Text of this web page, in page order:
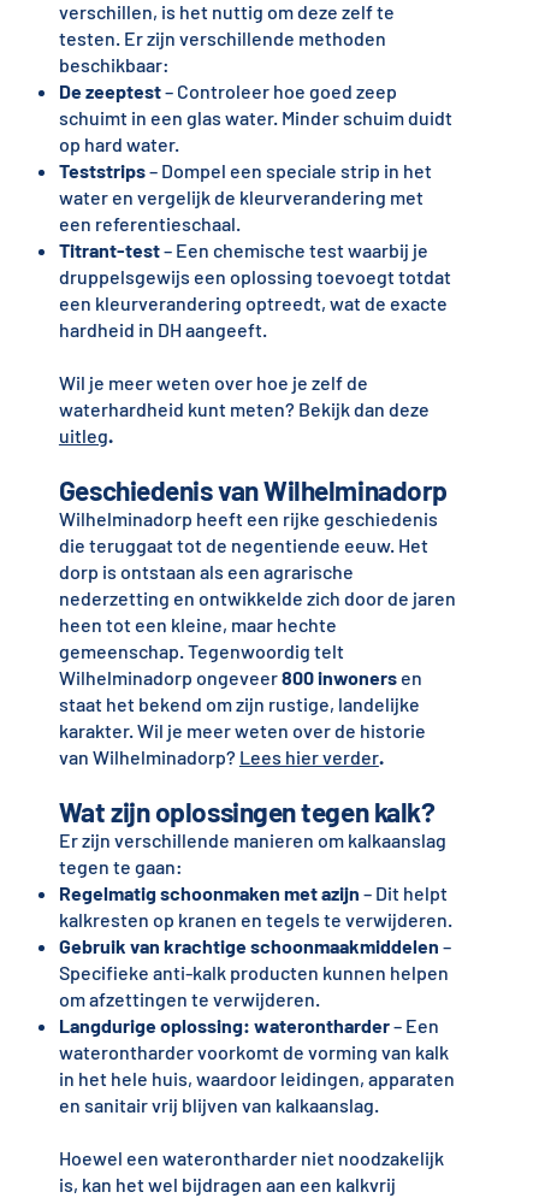
verschillen, is het nuttig om deze zelf te
testen. Er zijn verschillende methoden
beschikbaar:
De zeeptest– Controleer hoe goed zeep
schuimt in een glas water. Minder schuim duidt
op hard water.
Teststrips– Dompel een speciale strip in het
water en vergelijk de kleurverandering met
een referentieschaal.
Titrant-test– Een chemische test waarbij je
druppelsgewijs een oplossing toevoegt totdat
een kleurverandering optreedt, wat de exacte
hardheid in DH aangeeft.
Wil je meer weten over hoe je zelf de
waterhardheid kunt meten? Bekijk dan deze
uitleg.
Geschiedenis van Wilhelminadorp
Wilhelminadorp heeft een rijke geschiedenis
die teruggaat tot de negentiende eeuw. Het
dorp is ontstaan als een agrarische
nederzetting en ontwikkelde zich door de jaren
heen tot een kleine, maar hechte
gemeenschap. Tegenwoordig telt
Wilhelminadorp ongeveer800 inwonersen
staat het bekend om zijn rustige, landelijke
karakter. Wil je meer weten over de historie
van Wilhelminadorp? Lees hier verder.
Wat zijn oplossingen tegen kalk?
Er zijn verschillende manieren om kalkaanslag
tegen te gaan:
Regelmatig schoonmaken met azijn – Dit helpt
kalkresten op kranen en tegels te verwijderen.
Gebruik van krachtige schoonmaakmiddelen –
Specifieke anti-kalk producten kunnen helpen
om afzettingen te verwijderen.
Langdurige oplossing: waterontharder– Een
waterontharder voorkomt de vorming van kalk
in het hele huis, waardoor leidingen, apparaten
en sanitair vrij blijven van kalkaanslag.
Hoewel een waterontharder niet noodzakelijk
is, kan het wel bijdragen aan een kalkvrij